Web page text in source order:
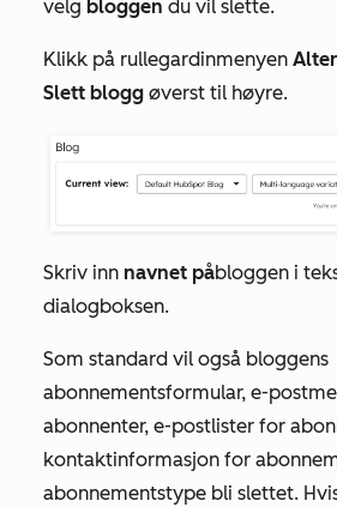
velg bloggen du vil slette.
Klikk på rullegardinmenyen
Slett blogg øverst til høyre.
Skriv inn navnet påbloggen i
dialogboksen.
Som standard vil også bloggens
abonnementsformular, e-
abonnenter, e-postlister for
kontaktinformasjon for
abonnementstype bli slettet.